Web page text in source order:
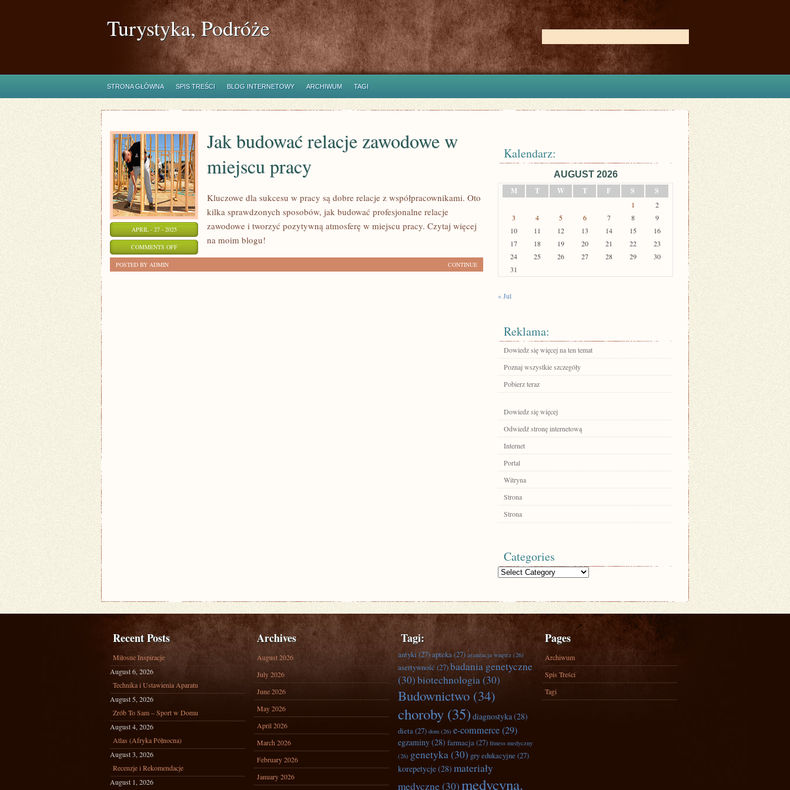
Turystyka, Podróże
STRONA GŁÓWNA SPIS TREŚCI BLOG INTERNETOWY ARCHIWUM TAGI
APRIL - 27 - 2025
COMMENTS OFFON
Jak budować relacje zawodowe w
miejscu pracy
Kluczowe dla sukcesu w pracy są dobre relacje z współpracownikami. Oto
kilka sprawdzonych sposobów, jak budować profesjonalne relacje
zawodowe i tworzyć pozytywną atmosferę w miejscu pracy. Czytaj więcej
na moim blogu!
CONTINUE
POSTED BY ADMIN
Kalendarz:
AUGUST 2026
M
T W T F S S
1
2
3
4 5 6 7 8
9
10
11 12 13 14 15
16
17
18 19 20 21 22
23
24
25 26 27 28 29
30
31
« Jul
Reklama:
Dowiedz się więcej na ten temat
Poznaj wszystkie szczegóły
Pobierz teraz
Dowiedz się więcej
Odwiedź stronę internetową
Internet
Portal
Witryna
Strona
Strona
Categories
Categories
Recent Posts
Miłosne Inspiracje
August 6, 2026
Technika i Ustawienia Aparatu
August 5, 2026
Zrób To Sam – Sport w Domu
August 4, 2026
Atlas (Afryka Północna)
August 3, 2026
Recenzje i Rekomendacje
August 1, 2026
Archives
August 2026
July 2026
June 2026
May 2026
April 2026
March 2026
February 2026
January 2026
Tagi:
antyki(27)apteka(27) aranżacja wnętrz (26)
asertywność (27)badania genetyczne
(30)biotechnologia(30)
Budownictwo (34)
choroby (35) diagnostyka(28)
dieta(27) dom (26) e-commerce(29)
egzaminy(28) farmacja(27) fitness medyczny
(26) genetyka(30) gry edukacyjne (27)
korepetycje(28) materiały
medyczne (30)medycyna.
Pages
Archiwum
Spis Treści
Tagi